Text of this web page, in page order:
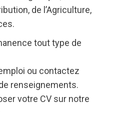
de l’Agriculture,
tout type de
ou contactez
renseignements.
votre CV sur notre